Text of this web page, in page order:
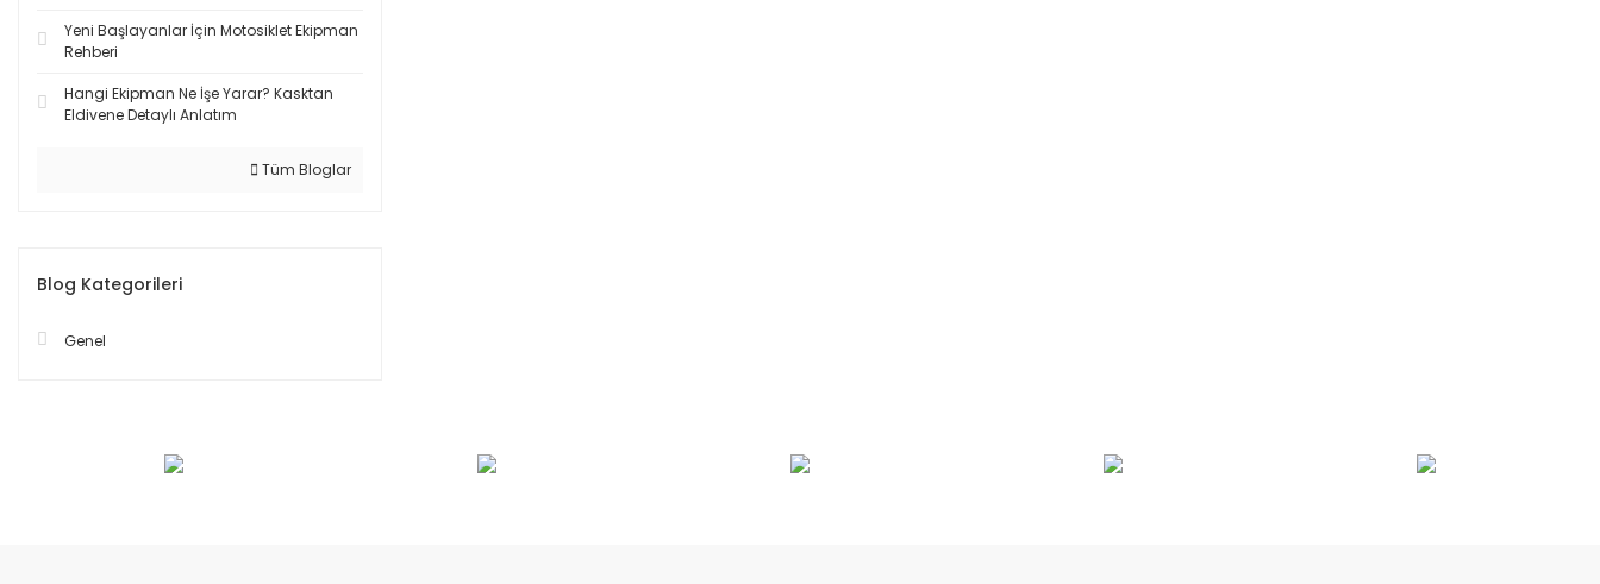
Yeni Başlayanlar İçin Motosiklet Ekipman
Rehberi
Hangi Ekipman Ne İşe Yarar? Kasktan
Eldivene Detaylı Anlatım
Tüm Bloglar
Blog Kategorileri
Genel